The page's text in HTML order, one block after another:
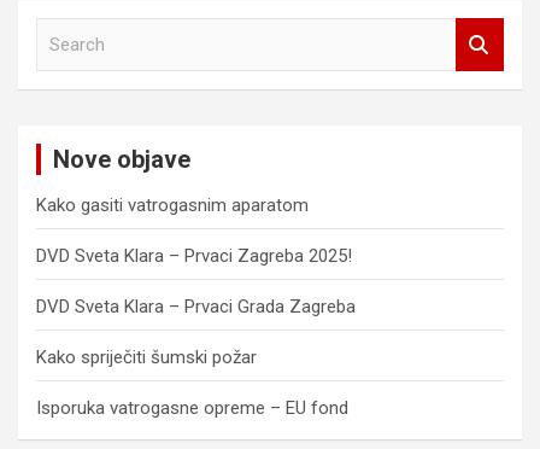
Nove objave
Kako gasiti vatrogasnim aparatom
DVD Sveta Klara – Prvaci Zagreba 2025!
DVD Sveta Klara – Prvaci Grada Zagreba
Kako spriječiti šumski požar
Isporuka vatrogasne opreme – EU fond